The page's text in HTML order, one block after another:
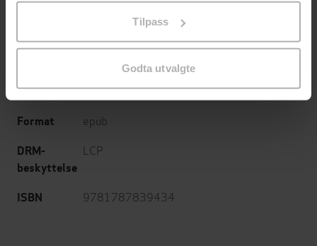
Tilpass
Godta utvalgte
08.10.2020
Sjanger Dokumentar og fakta,Natur og dyr,Hobby
og fritid
Språk English
Format epub
DRM-
beskyttelse
LCP
ISBN 9781787839434